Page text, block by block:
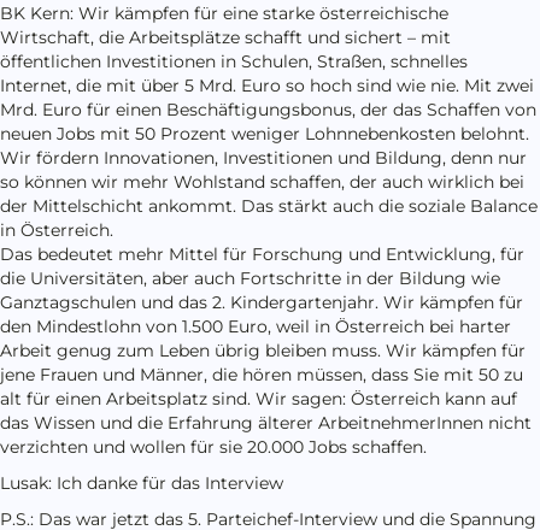
BK Kern: Wir kämpfen für eine starke österreichische
Wirtschaft, die Arbeitsplätze schafft und sichert – mit
öffentlichen Investitionen in Schulen, Straßen, schnelles
Internet, die mit über 5 Mrd. Euro so hoch sind wie nie. Mit zwei
Mrd. Euro für einen Beschäftigungsbonus, der das Schaffen von
neuen Jobs mit 50 Prozent weniger Lohnnebenkosten belohnt.
Wir fördern Innovationen, Investitionen und Bildung, denn nur
so können wir mehr Wohlstand schaffen, der auch wirklich bei
der Mittelschicht ankommt. Das stärkt auch die soziale Balance
in Österreich.
Das bedeutet mehr Mittel für Forschung und Entwicklung, für
die Universitäten, aber auch Fortschritte in der Bildung wie
Ganztagschulen und das 2. Kindergartenjahr. Wir kämpfen für
den Mindestlohn von 1.500 Euro, weil in Österreich bei harter
Arbeit genug zum Leben übrig bleiben muss. Wir kämpfen für
jene Frauen und Männer, die hören müssen, dass Sie mit 50 zu
alt für einen Arbeitsplatz sind. Wir sagen: Österreich kann auf
das Wissen und die Erfahrung älterer ArbeitnehmerInnen nicht
verzichten und wollen für sie 20.000 Jobs schaffen.
Lusak: Ich danke für das Interview
P.S.: Das war jetzt das 5. Parteichef-Interview und die Spannung